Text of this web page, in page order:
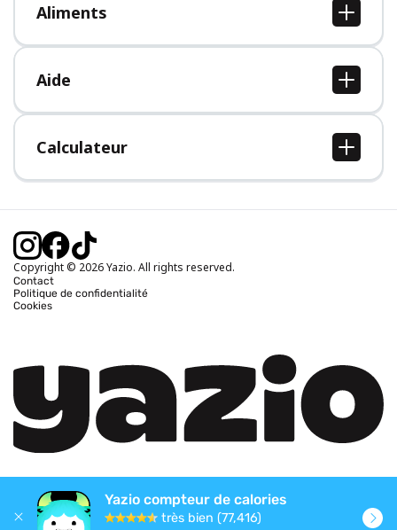
Aliments
Tous les aliments
Aide
Centre d'aide
Calculateur
Calcul IMC
Calcul poids idéal
Calcul calories brûlées
Copyright © 2026 Yazio. All rights reserved.
Contact
Politique de confidentialité
Cookies
Yazio compteur de calories
très bien (77,416)